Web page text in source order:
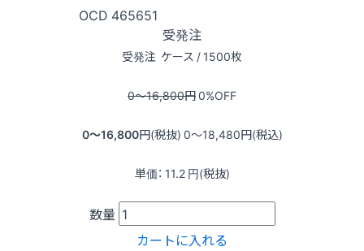
OCD 465651
受発注
受発注 ケース / 1500枚
0〜16,800円0%OFF
0〜16,800円(税抜) 0〜18,480円(税込)
単価： 11.2 円(税抜)
数量
カートに入れる